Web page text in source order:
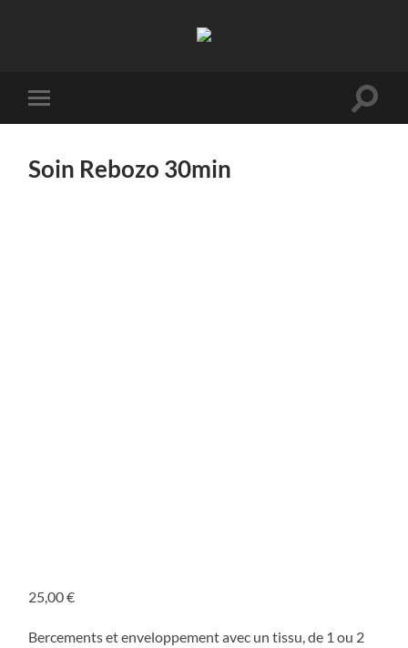
Effet
Toggle
mobile
Toggle
Soin Rebozo 30min
25,00€
Bercements et enveloppement avec un tissu, de 1 ou 2